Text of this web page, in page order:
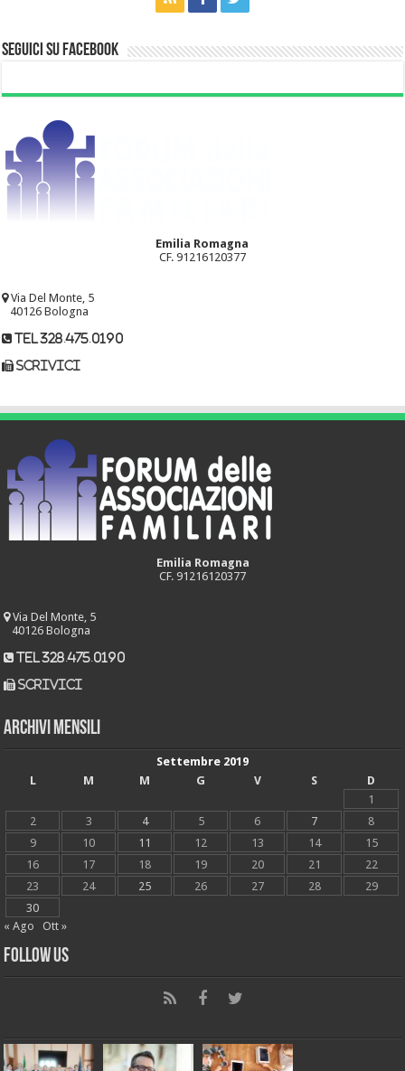
Seguici su Facebook
Emilia Romagna
CF. 91216120377
Via Del Monte, 5
40126 Bologna
tel 328.475.0190
scrivici
Emilia Romagna
CF. 91216120377
Via Del Monte, 5
40126 Bologna
tel 328.475.0190
scrivici
Archivi mensili
Settembre 2019
L
M M G V S
D
1
2
3 4 5 6 7
8
9
10 11 12 13 14
15
16
17 18 19 20 21
22
23
24 25 26 27 28
29
30
« Ago
Ott »
Follow Us